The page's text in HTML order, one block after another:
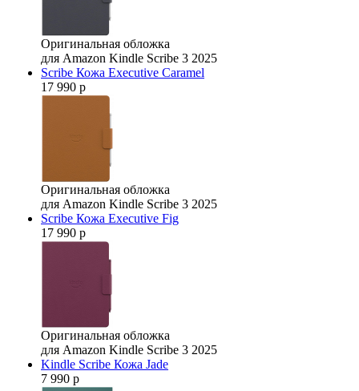
Оригинальная обложка
для Amazon Kindle Scribe 3 2025
Scribe Кожа Executive Caramel
17 990 р
Оригинальная обложка
для Amazon Kindle Scribe 3 2025
Scribe Кожа Executive Fig
17 990 р
Оригинальная обложка
для Amazon Kindle Scribe 3 2025
Kindle Scribe Кожа Jade
7 990 р